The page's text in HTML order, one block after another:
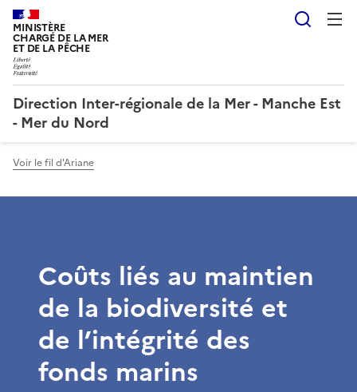
MINISTÈRE
CHARGÉ DE LA MER
ET DE LA PÊCHE
Direction Inter-régionale de la Mer - Manche Est
- Mer du Nord
Voir le fil d'Ariane
Coûts liés au maintien
de la biodiversité et
de l’intégrité des
fonds marins